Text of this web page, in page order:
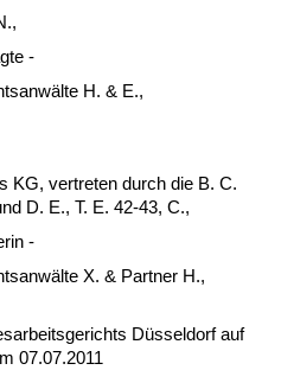
-
H. & E.,
KG, ver­tre­ten durch die B. C.
D. E., T. E. 42-43, C.,
-
X. & Part­ner H.,
Düssel­dorf auf
07.07.2011